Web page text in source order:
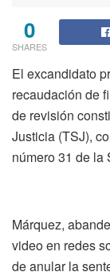
0
SHARES
El excandidato
recaudación de
de revisión
Justicia (TSJ),
número 31 de la
Márquez,
video en redes
de anular la